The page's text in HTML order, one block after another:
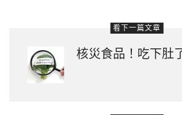
看下一篇文章
核災食品！吃下肚